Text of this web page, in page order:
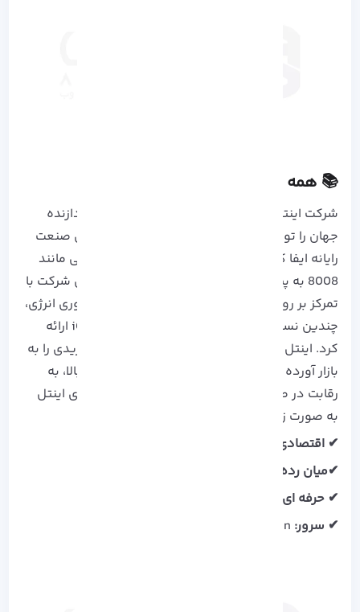
📚 همه چیز در مورد Intel
شرکت اینتل
با تاسیس در سال 1968، اولین ریزپردازنده
جهان را تولید کرد که نقش اساسی در شکل گیری صنعت
رایانه ایفا کرد. سپس با عرضه پردازنده های متوالی مانند
8008 به پیشرفت و کارایی پردازش کمک کرد. این شرکت با
تمرکز بر روی پردازنده های چند هسته ای و بهره وری انرژی،
چندین نسل پردازنده با معماری های مختلف iCore ارائه
کرد. اینتل با معرفی نسل های Lake، معماری هیبریدی را به
بازار آورده و با تمرکز بر هوش مصنوعی و کارایی بالا، به
رقابت در صنعت ادامه داد. رده بندی پردازنده های اینتل
به صورت زیر محاسبه می شود:
✔ اقتصادی:
✔میان رده:
✔ حرفه ای و گیمینگ:
✔ سرور: Xeon